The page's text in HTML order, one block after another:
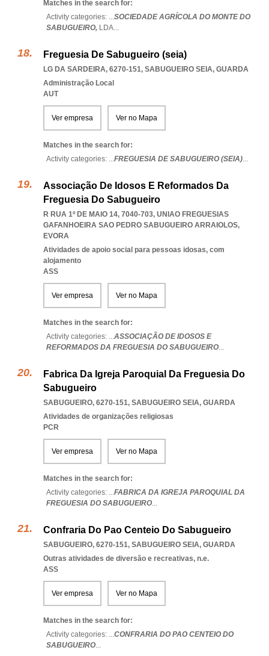
Matches in the search for:
Activity categories: ...SOCIEDADE AGRÍCOLA DO MONTE DO
SABUGUEIRO, LDA...
Freguesia De Sabugueiro (seia)
LG DA SARDEIRA, 6270-151, SABUGUEIRO SEIA, GUARDA
Administração Local
AUT
Ver empresa Ver no Mapa
Matches in the search for:
Activity categories: ...FREGUESIA DE SABUGUEIRO (SEIA)...
Associação De Idosos E Reformados Da
Freguesia Do Sabugueiro
R RUA 1º DE MAIO 14, 7040-703, UNIAO FREGUESIAS
GAFANHOEIRA SAO PEDRO SABUGUEIRO ARRAIOLOS,
EVORA
Atividades de apoio social para pessoas idosas, com
alojamento
ASS
Ver empresa Ver no Mapa
Matches in the search for:
Activity categories: ...ASSOCIAÇÃO DE IDOSOS E
REFORMADOS DA FREGUESIA DO SABUGUEIRO...
Fabrica Da Igreja Paroquial Da Freguesia Do
Sabugueiro
SABUGUEIRO, 6270-151, SABUGUEIRO SEIA, GUARDA
Atividades de organizações religiosas
PCR
Ver empresa Ver no Mapa
Matches in the search for:
Activity categories: ...FABRICA DA IGREJA PAROQUIAL DA
FREGUESIA DO SABUGUEIRO...
Confraria Do Pao Centeio Do Sabugueiro
SABUGUEIRO, 6270-151, SABUGUEIRO SEIA, GUARDA
Outras atividades de diversão e recreativas, n.e.
ASS
Ver empresa Ver no Mapa
Matches in the search for:
Activity categories: ...CONFRARIA DO PAO CENTEIO DO
SABUGUEIRO...